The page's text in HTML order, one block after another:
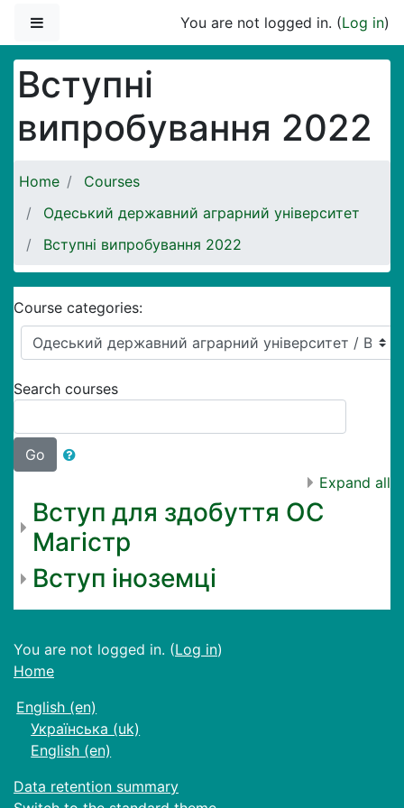
You are not logged in. (Log in)
Вступні
випробування 2022
Home
Courses
Одеський державний аграрний університет
Вступні випробування 2022
Course categories:
Search courses
Go
Expand all
Вступ для здобуття ОС
Магістр
Вступ іноземці
You are not logged in. (Log in)
Home
English ‎(en)‎
Українська ‎(uk)‎
English ‎(en)‎
Data retention summary